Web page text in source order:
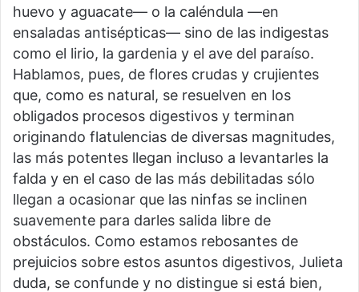
huevo y aguacate— o la caléndula —en
ensaladas antisépticas— sino de las indigestas
como el lirio, la gardenia y el ave del paraíso.
Hablamos, pues, de flores crudas y crujientes
que, como es natural, se resuelven en los
obligados procesos digestivos y terminan
originando flatulencias de diversas magnitudes,
las más potentes llegan incluso a levantarles la
falda y en el caso de las más debilitadas sólo
llegan a ocasionar que las ninfas se inclinen
suavemente para darles salida libre de
obstáculos. Como estamos rebosantes de
prejuicios sobre estos asuntos digestivos, Julieta
duda, se confunde y no distingue si está bien,